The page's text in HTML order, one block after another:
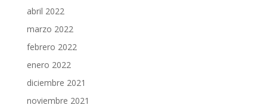
abril 2022
marzo 2022
febrero 2022
enero 2022
diciembre 2021
noviembre 2021